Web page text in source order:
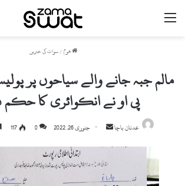
مینو
ھوم / سوات کی خبریں
مالم جبہ جانے والے سیاحوں پر
پی او نے انکوائری کا
عدنان باچا
Send جنوری 26, 2022 0
117